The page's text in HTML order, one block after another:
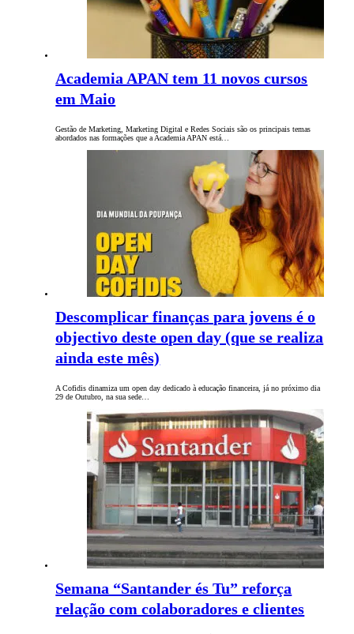
Academia APAN tem 11 novos cursos
em Maio
Gestão de Marketing, Marketing Digital e Redes Sociais são os principais temas
abordados nas formações que a Academia APAN está…
Descomplicar finanças para jovens é o
objectivo deste open day (que se realiza
ainda este mês)
A Cofidis dinamiza um open day dedicado à educação financeira, já no próximo dia
29 de Outubro, na sua sede…
Semana “Santander és Tu” reforça
relação com colaboradores e clientes